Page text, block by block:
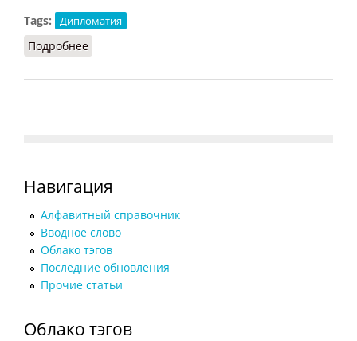
Tags:
Дипломатия
Подробнее
Навигация
Алфавитный справочник
Вводное слово
Облако тэгов
Последние обновления
Прочие статьи
Облако тэгов